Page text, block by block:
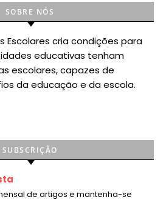
SOBRE NÓS
Escolares cria condições para
educativas tenham
escolares, capazes de
da educação e da escola.
SUBSCRIÇÃO
de artigos e mantenha-se